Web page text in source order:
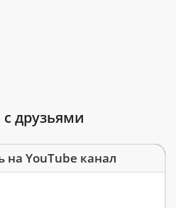
друзьями
YouTube канал